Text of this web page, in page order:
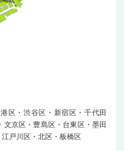
港区 渋谷区 新宿区
千代田
文京区 豊島区 台東区
墨田
江戸川区 北区 板橋区